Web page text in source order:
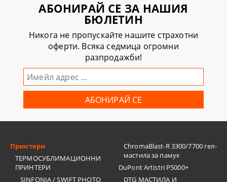
АБОНИРАЙ СЕ ЗА НАШИЯ
БЮЛЕТИН
Никога не пропускайте нашите страхотни
оферти. Всяка седмица огромни
разпродажби!
Принтери
ТЕРМОСУБЛИМАЦИОННИ
ПРИНТЕРИ
SINFONIA / SWIFT PHOTO
ChromaBlast-R 3300/7700 гел-
мастила за памук
DuPont Artistri P5000+
DTG МАСТИЛА И